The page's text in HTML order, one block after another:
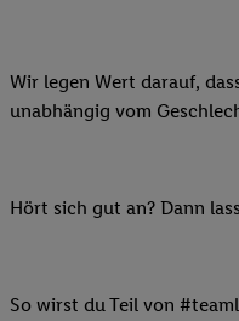
Wir legen Wert darauf,
unabhängig vom
Hört sich gut an? Dann
So wirst du Teil von